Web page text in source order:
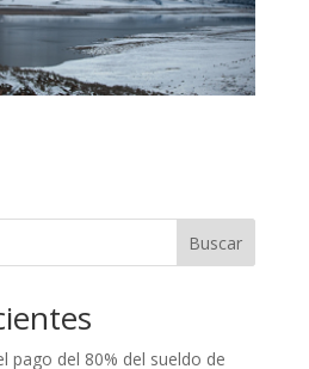
Buscar
pago del 80% del sueldo de